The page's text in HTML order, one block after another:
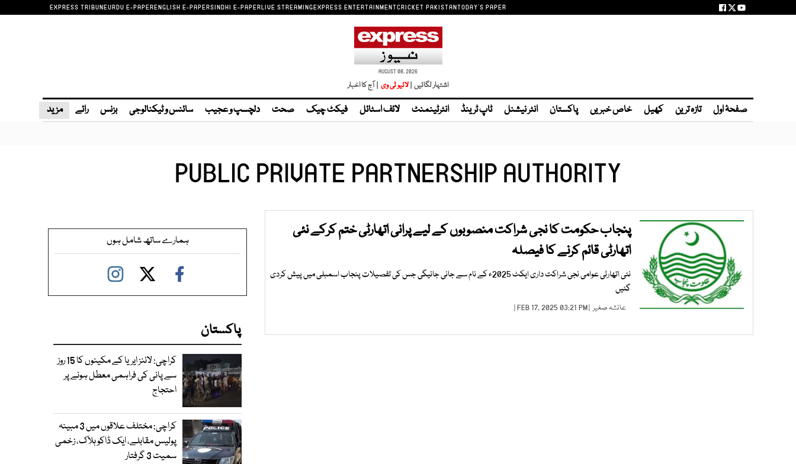
EXPRESS TRIBUNEURDU E-PAPERENGLISH E-PAPERSINDHI E-PAPERLIVE STREAMINGEXPRESS ENTERTAINMENTCRICKET PAKISTANTODAY'S PAPER
AUGUST 08, 2026
اشتہار لگائیں | | آج کا اخبار
صفحۂ اول تازہ ترین کھیل خاص خبریں پاکستان انٹر نیشنل ٹاپ ٹرینڈ انٹرٹینمنٹ لائف اسٹائل فیکٹ چیک صحت دلچسپ و عجیب سائنس و ٹیکنالوجی بزنس رائے مزید
PUBLIC PRIVATE PARTNERSHIP AUTHORITY
پنجاب حکومت کا نجی شراکت منصوبوں کے لیے پرانی اتھارٹی ختم کرکے نئی
اتھارٹی قائم کرنے کا فیصلہ
نئی اتھارٹی عوامی نجی شراکت داری ایکٹ 2025ء کے نام سے جانی جائیگی جس کی تفصیلات پنجاب اسمبلی میں پیش کردی
گئیں
عائشہ صغیر | FEB 17, 2025 03:21 PM |
ہمارے ساتھ شامل ہوں
پاکستان
کراچی: لائنز ایریا کے مکینوں کا 15 روز
سے پانی کی فراہمی معطل ہونے پر
احتجاج
کراچی: مختلف علاقوں میں 3 مبینہ
پولیس مقابلے، ایک ڈاکو ہلاک، زخمی
سمیت 3 گرفتار